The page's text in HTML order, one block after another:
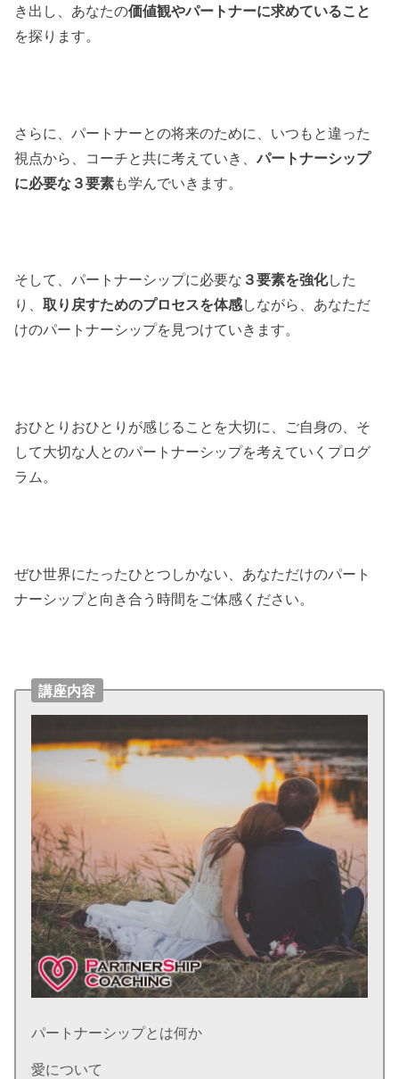
き出し、あなたの価値観やパートナーに求めていること
を探ります。
さらに、パートナーとの将来のために、いつもと違った
視点から、コーチと共に考えていき、 パートナーシップ
に必要な３要素も学んでいきます。
そして、パートナーシップに必要な ３要素を強化した
り、取り戻すためのプロセスを体感しながら、あなただ
けのパートナーシップを見つけていきます。
おひとりおひとりが感じることを大切に、ご自身の、そ
して大切な人とのパートナーシップを考えていくプログ
ラム。
ぜひ世界にたったひとつしかない、あなただけのパート
ナーシップと向き合う時間をご体感ください。
講座内容
パートナーシップとは何か
愛について